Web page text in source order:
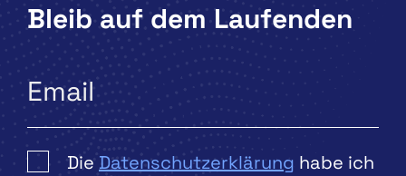
Bleib auf dem Laufenden
Die Datenschutzerklärung habe ich